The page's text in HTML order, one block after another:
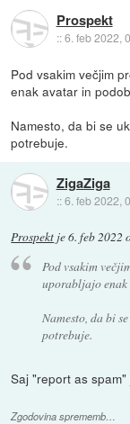
Prospekt
::6. feb 2022,
Pod vsakim večjim
enak avatar in
Namesto, da bi se
potrebuje.
ZigaZiga
::6. feb 2022,
Prospekt je6. feb 2022
Pod vsakim
uporabljajo enak
Namesto, da bi
potrebuje.
Saj "report as
Zgodovina sprememb…